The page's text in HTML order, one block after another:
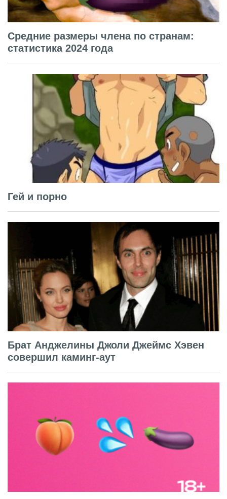
Средние размеры члена по странам:
статистика 2024 года
Гей и порно
Брат Анджелины Джоли Джеймс Хэвен
совершил каминг-аут